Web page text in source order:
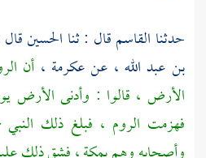
حدثنا القاسمقال : ثنا الحسين
بن عبد الله ، عنعكرمة ، أن
الأرض ، قالوا : وأدنى الأرض
فهزمت الروم ، فبلغ ذلك